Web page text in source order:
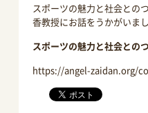
スポーツの魅力と社会との
香教授にお話をうかがいまし
スポーツの魅力と社会との
https://angel-zaidan.org/